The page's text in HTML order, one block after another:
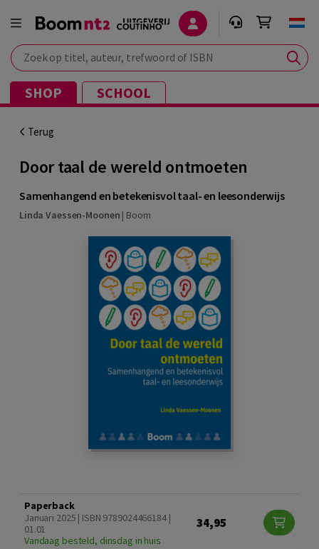
Zoek op titel, auteur, trefwoord of ISBN
SHOP SCHOOL
Terug
Door taal de wereld ontmoeten
Samenhangend en betekenisvol taal- en leesonderwijs
Linda Vaessen-Moonen | Boom
Paperback
Januari 2025 | ISBN 9789024466184 |
01.01
Vandaag besteld, dinsdag in huis
34,95